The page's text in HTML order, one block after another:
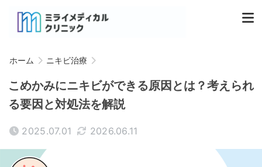
ホーム ニキビ治療
こめかみにニキビができる原因とは？考えられ
る要因と対処法を解説
2025.07.01 2026.06.11